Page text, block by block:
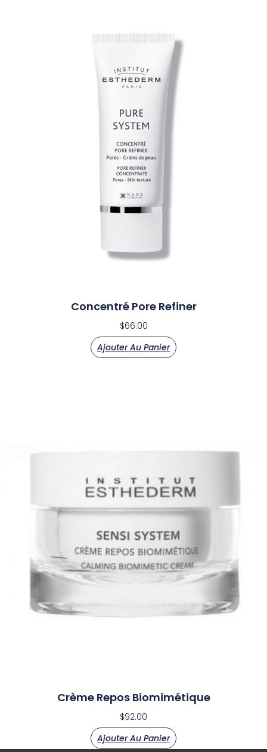
Concentré Pore Refiner
$66.00
Ajouter Au Panier
Crème Repos Biomimétique
$92.00
Ajouter Au Panier